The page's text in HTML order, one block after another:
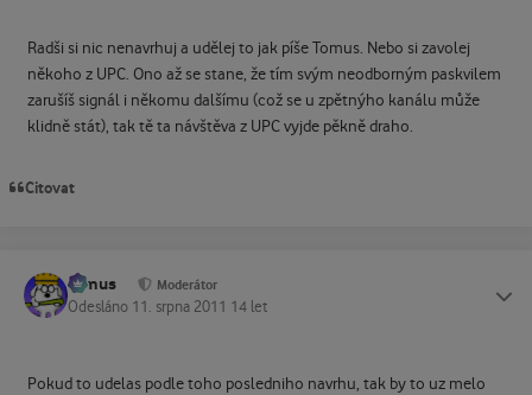
Radši si nic nenavrhuj a udělej to jak píše Tomus. Nebo si zavolej
někoho z UPC. Ono až se stane, že tím svým neodborným paskvilem
zarušíš signál i někomu dalšímu (což se u zpětnýho kanálu může
klidně stát), tak tě ta návštěva z UPC vyjde pěkně draho.
Citovat
tomus Moderátor
Odesláno 11. srpna 2011 14 let
Pokud to udelas podle toho posledniho navrhu, tak by to uz melo